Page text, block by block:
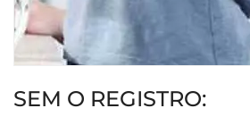
SEM O REGISTRO: